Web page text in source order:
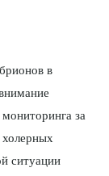
в
за
ситуации